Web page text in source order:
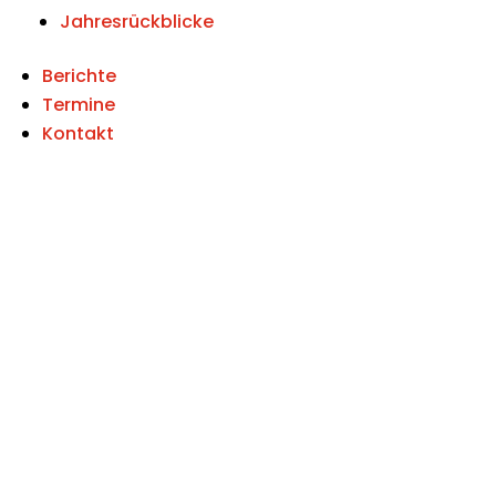
Jahresrückblicke
Berichte
Termine
Kontakt